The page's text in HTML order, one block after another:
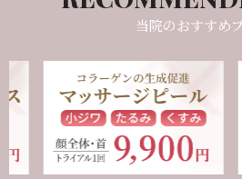
2025年4月1日より、メーカーの価
ンの製品価格が変更となります。
ゼオスキンページはこちら
当院のおすすめ